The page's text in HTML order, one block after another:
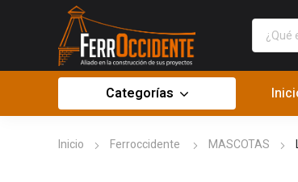
Categorías
Inicio Ferroccidente MASCOTAS